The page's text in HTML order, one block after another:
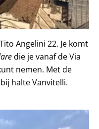
Angelini 22. Je komt
die je vanaf de Via
nemen. Met de
halte Vanvitelli.